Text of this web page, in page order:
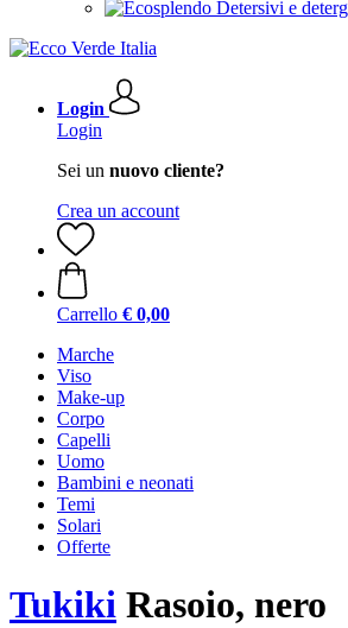
Detersivi e
Login
Login
Sei un nuovo cliente?
Crea un account
Carrello € 0,00
Marche
Viso
Make-up
Corpo
Capelli
Uomo
Bambini e neonati
Temi
Solari
Offerte
Tukiki Rasoio, nero